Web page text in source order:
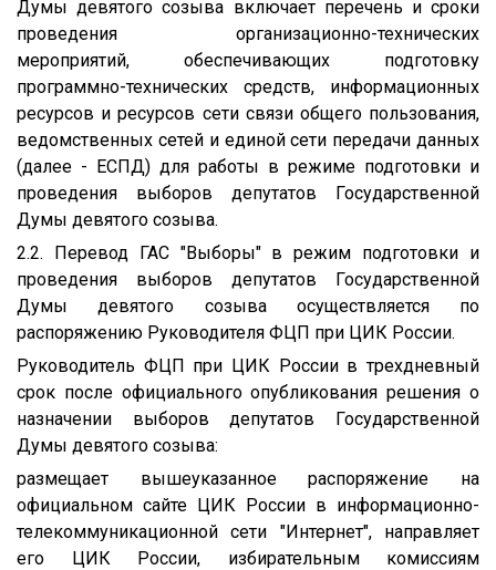
Думы девятого созыва включает перечень и сроки
проведения организационно-технических
мероприятий, обеспечивающих подготовку
программно-технических средств, информационных
ресурсов и ресурсов сети связи общего пользования,
ведомственных сетей и единой сети передачи данных
(далее - ЕСПД) для работы в режиме подготовки и
проведения выборов депутатов Государственной
Думы девятого созыва.
2.2. Перевод ГАС "Выборы" в режим подготовки и
проведения выборов депутатов Государственной
Думы девятого созыва осуществляется по
распоряжению Руководителя ФЦП при ЦИК России.
Руководитель ФЦП при ЦИК России в трехдневный
срок после официального опубликования решения о
назначении выборов депутатов Государственной
Думы девятого созыва:
размещает вышеуказанное распоряжение на
официальном сайте ЦИК России в информационно-
телекоммуникационной сети "Интернет", направляет
его ЦИК России, избирательным комиссиям